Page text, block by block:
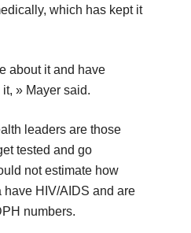
which has kept it
about it and have
» Mayer said.
leaders are those
tested and go
not estimate how
have HIV/AIDS and are
numbers.